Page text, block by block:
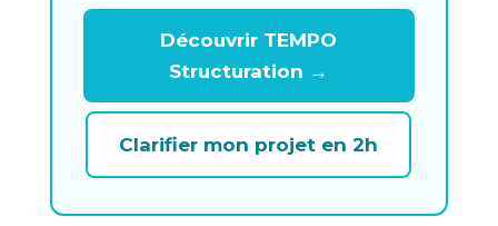
Découvrir TEMPO
Structuration →
Clarifier mon projet en 2h